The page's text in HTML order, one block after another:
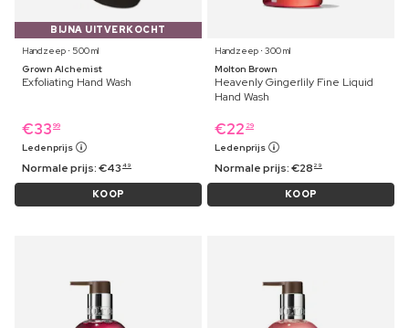
BIJNA UITVERKOCHT
Handzeep ⋅ 500 ml
Grown Alchemist
Exfoliating Hand Wash
€33 99
Ledenprijs
Normale prijs:€43 49
KOOP
Handzeep ⋅ 300 ml
Molton Brown
Heavenly Gingerlily Fine Liquid
Hand Wash
€22 29
Ledenprijs
Normale prijs:€28 29
KOOP